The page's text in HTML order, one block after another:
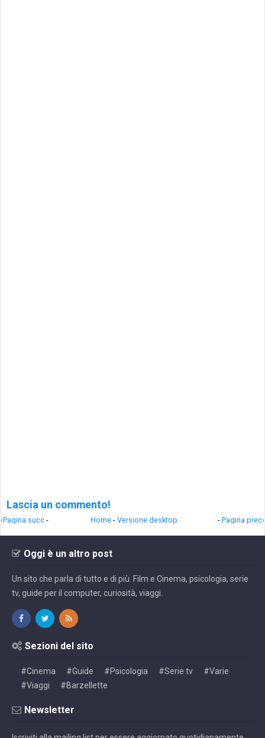
Lascia un commento!
‹Pagina succ - - Pagina prec›
Home - Versione desktop
Oggi è un altro post
Un sito che parla di tutto e di più. Film e Cinema, psicologia, serie
tv, guide per il computer, curiosità, viaggi.
Sezioni del sito
#Cinema #Guide #Psicologia #Serie tv
#Varie
#Viaggi
#Barzellette
Newsletter